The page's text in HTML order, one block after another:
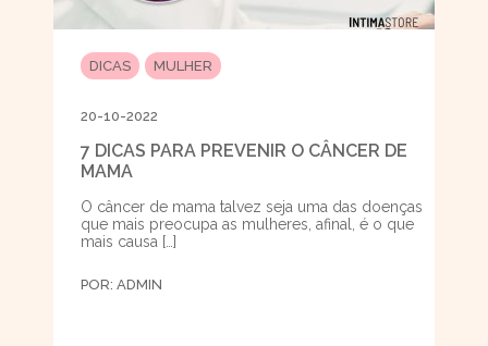
DICAS MULHER
20-10-2022
7 DICAS PARA PREVENIR O CÂNCER DE
MAMA
O câncer de mama talvez seja uma das doenças
que mais preocupa as mulheres, afinal, é o que
mais causa […]
POR: ADMIN